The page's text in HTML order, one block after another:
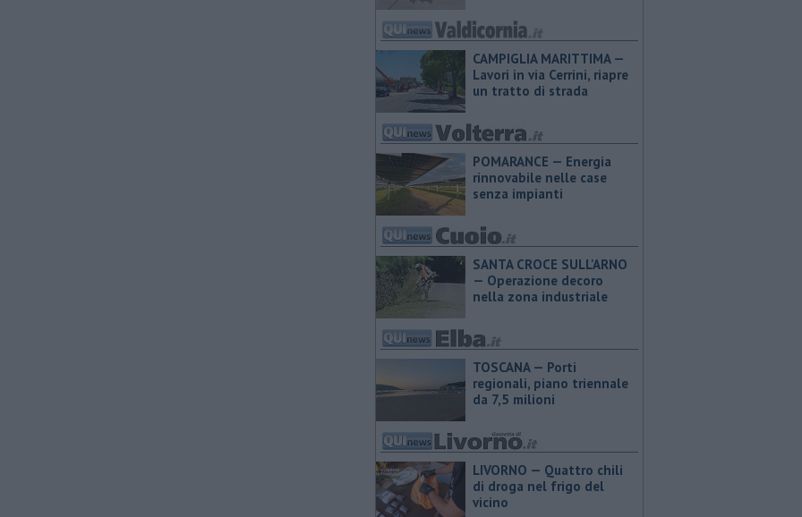
CAMPIGLIA MARITTIMA —
Lavori in via Cerrini, riapre
un tratto di strada
POMARANCE — Energia
rinnovabile nelle case
senza impianti
SANTA CROCE SULL'ARNO
— Operazione decoro
nella zona industriale
TOSCANA — Porti
regionali, piano triennale
da 7,5 milioni
LIVORNO — Quattro chili
di droga nel frigo del
vicino